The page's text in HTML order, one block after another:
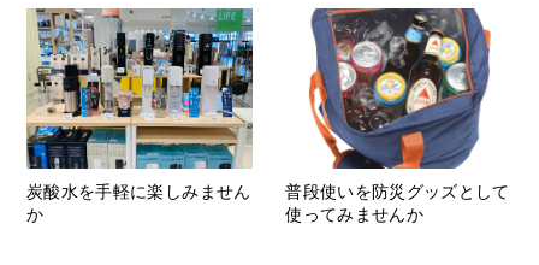
炭酸水を手軽に楽しみません
か
普段使いを防災グッズとして
使ってみませんか